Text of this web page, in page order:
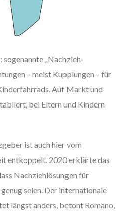
„Nachzieh-
– meist Kupplungen – für
Auf Markt und
bei Eltern und Kindern
ist auch hier vom
entkoppelt. 2020 erklärte das
Nachziehlösungen für
seien. Der internationale
längst anders, betont Romano,